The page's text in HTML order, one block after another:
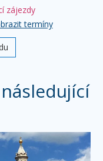
zájezdy
termíny